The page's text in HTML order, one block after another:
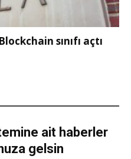
sınıfı açtı
ait haberler
gelsin